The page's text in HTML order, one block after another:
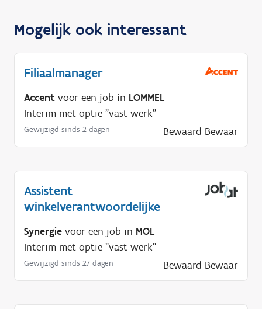
Mogelijk ook interessant
Filiaalmanager
Accent voor een job in LOMMEL
Interim met optie "vast werk"
Gewijzigd sinds 2 dagen Bewaard Bewaar
Assistent
winkelverantwoordelijke
Synergie voor een job in MOL
Interim met optie "vast werk"
Gewijzigd sinds 27 dagen Bewaard Bewaar